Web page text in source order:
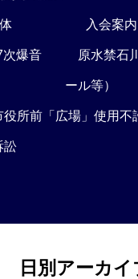
入会案内
次爆音 原水禁石
ール等）
役所前「広場」使用不
訟
日別アーカ